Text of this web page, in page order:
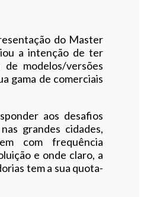
do Master
a intenção de ter
modelos/versões
gama de comerciais
aos desafios
grandes cidades,
com frequência
e onde claro, a
tem a sua quota-